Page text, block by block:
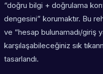
“doğru bilgi + doğrulama
dengesini” korumaktır. Bu
ve “hesap bulunamadı/giriş
karşılaşabileceğiniz sık
tasarlandı.